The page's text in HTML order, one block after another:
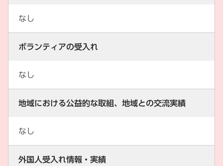
なし
ボランティアの受入れ
なし
地域における公益的な取組、地域との交流実績
なし
外国人受入れ情報・実績